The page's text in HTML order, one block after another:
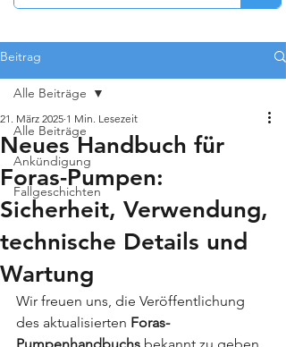
Beitrag
Alle Beiträge
Ankündigung
Fallgeschichten
Alle Beiträge
Neues Handbuch für
Foras-Pumpen:
Sicherheit, Verwendung,
technische Details und
Wartung
21. März 2025 1 Min. Lesezeit
Wir freuen uns, die Veröffentlichung
des aktualisierten Foras-